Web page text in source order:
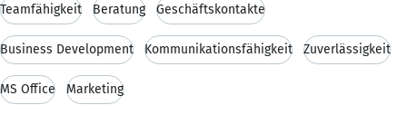
Teamfähigkeit Beratung Geschäftskontakte
Business Development Kommunikationsfähigkeit Zuverlässigkeit
MS Office Marketing